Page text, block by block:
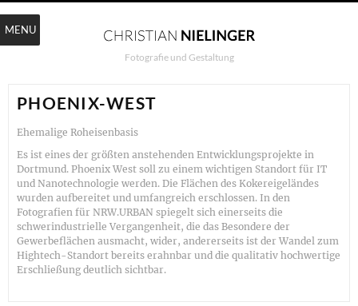
Fotografie und Gestaltung
PHOENIX-WEST
Ehemalige Roheisenbasis
Es ist eines der größten anstehenden Entwicklungsprojekte in
Dortmund. Phoenix West soll zu einem wichtigen Standort für IT
und Nanotechnologie werden. Die Flächen des Kokereigeländes
wurden aufbereitet und umfangreich erschlossen. In den
Fotografien für NRW.URBAN spiegelt sich einerseits die
schwerindustrielle Vergangenheit, die das Besondere der
Gewerbeflächen ausmacht, wider, andererseits ist der Wandel zum
Hightech-Standort bereits erahnbar und die qualitativ hochwertige
Erschließung deutlich sichtbar.
MENU